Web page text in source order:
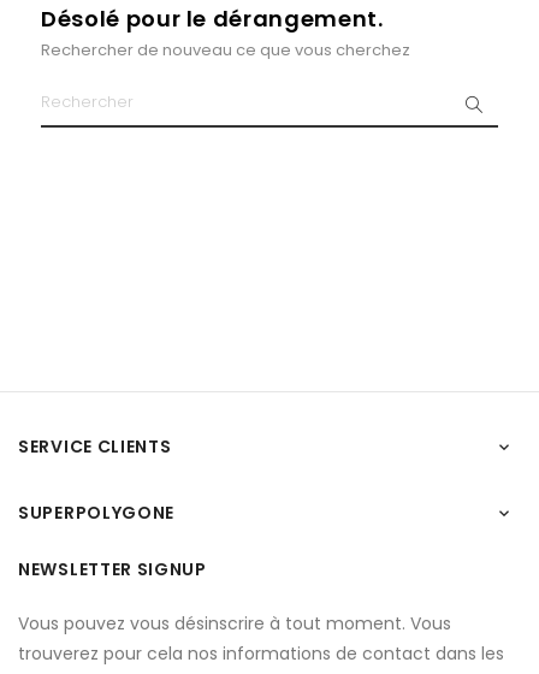
Désolé pour le dérangement.
Rechercher de nouveau ce que vous cherchez
SERVICE CLIENTS 
SUPERPOLYGONE 
NEWSLETTER SIGNUP
Vous pouvez vous désinscrire à tout moment. Vous
trouverez pour cela nos informations de contact dans les